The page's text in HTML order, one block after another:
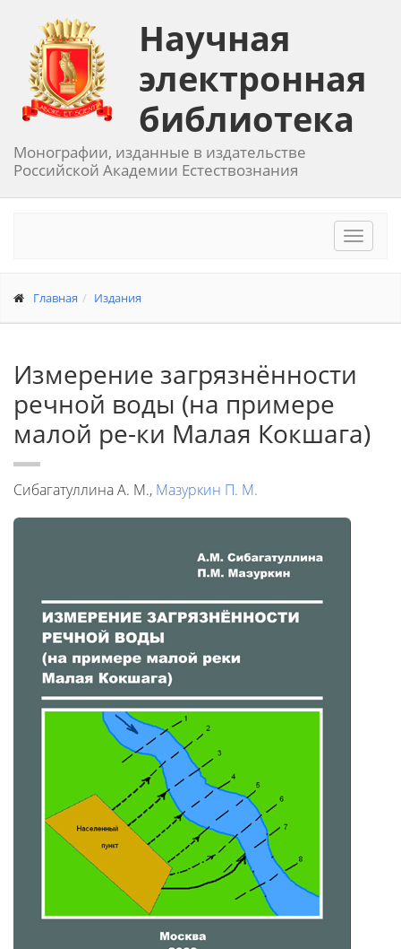
Научная
электронная
библиотека
Монографии, изданные в издательстве
Российской Академии Естествознания
Toggle
Главная Издания
Измерение загрязнённости
речной воды (на примере
малой ре-ки Малая Кокшага)
Сибагатуллина А. М., Мазуркин П. М.